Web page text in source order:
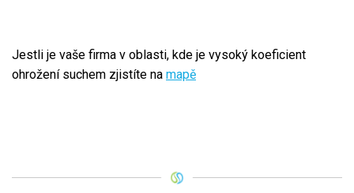
Jestli je vaše firma v oblasti, kde je vysoký koeficient
ohrožení suchem zjistíte na mapě